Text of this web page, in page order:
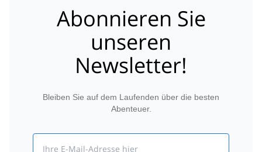
Abonnieren Sie
unseren
Newsletter!
Bleiben Sie auf dem Laufenden über die besten
Abenteuer.